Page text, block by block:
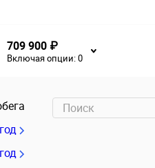
709 900 ₽
Включая опции:0